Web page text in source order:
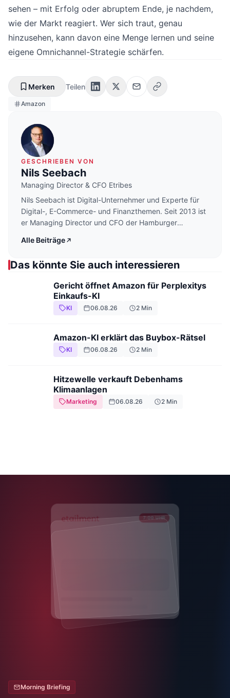
Das könnte Sie auch interessieren
Gericht öffnet Amazon für Perplexitys
Einkaufs-KI
KI 06.08.26 2 Min
Amazon-KI erklärt das Buybox-Rätsel
KI 06.08.26 2 Min
Hitzewelle verkauft Debenhams
Klimaanlagen
Marketing 06.08.26 2 Min
sehen – mit Erfolg oder abruptem Ende, je nachdem,
wie der Markt reagiert. Wer sich traut, genau
hinzusehen, kann davon eine Menge lernen und seine
eigene Omnichannel-Strategie schärfen.
Merken Teilen
Amazon
GESCHRIEBEN VON
Nils Seebach
Managing Director & CFO Etribes
Nils Seebach ist Digital-Unternehmer und Experte für
Digital-, E-Commerce- und Finanzthemen. Seit 2013 ist
er Managing Director und CFO der Hamburger
als 30 Unternehmen, darunter der Technologieanbieter
er unter anderem Aufsichtsrat der PHOENIX Pharma SE,
Digitalkaufmann.de.
Alle Beiträge
Morning Briefing